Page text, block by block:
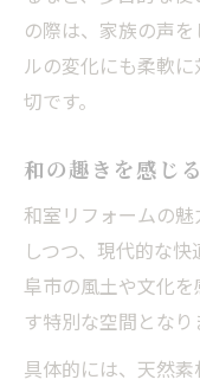
の際は、家族の声
ルの変化にも柔軟
切です。
和の趣きを感じ
和室リフォームの
しつつ、現代的な
阜市の風土や文化
す特別な空間となり
具体的には、天然